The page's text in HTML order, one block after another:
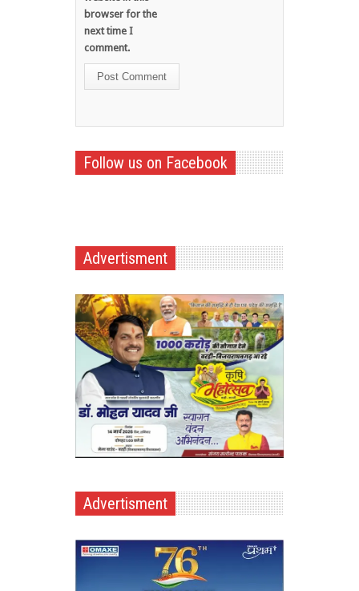
browser for the
next time I
comment.
Follow us on Facebook
Advertisment
Advertisment